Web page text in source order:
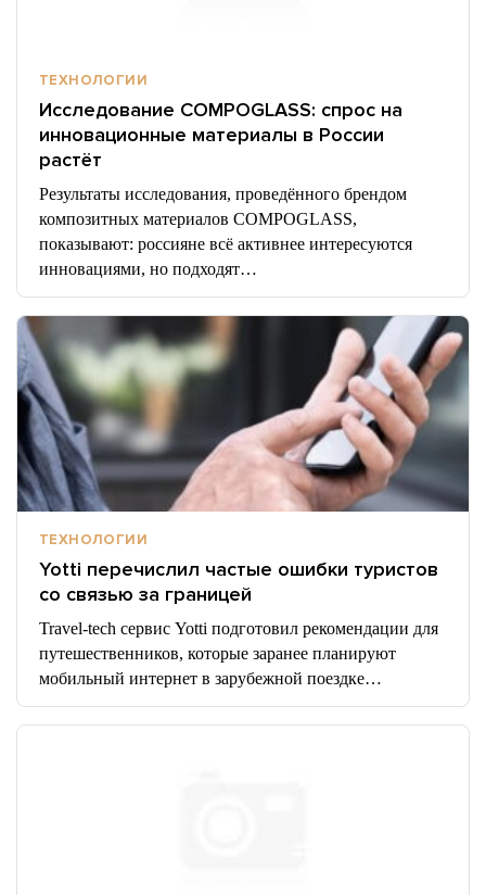
ТЕХНОЛОГИИ
Исследование COMPOGLASS: спрос на
инновационные материалы в России
растёт
Результаты исследования, проведённого брендом
композитных материалов COMPOGLASS,
показывают: россияне всё активнее интересуются
инновациями, но подходят…
ТЕХНОЛОГИИ
Yotti перечислил частые ошибки туристов
со связью за границей
Travel-tech сервис Yotti подготовил рекомендации для
путешественников, которые заранее планируют
мобильный интернет в зарубежной поездке…